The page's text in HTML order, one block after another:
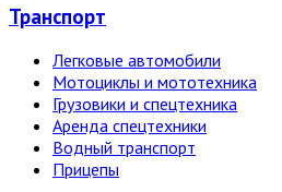
Транспорт
Легковые автомобили
Мотоциклы и мототехника
Грузовики и спецтехника
Аренда спецтехники
Водный транспорт
Прицепы